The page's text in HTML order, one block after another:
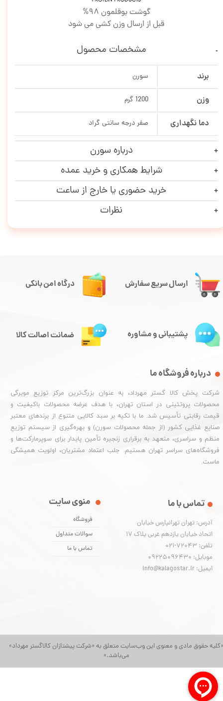
گوشت بوقلمون 98%
قبل از ارسال وزن کشی می شود
مشخصات محصول
برند سورن
وزن 1200 گرم
دما نگهداری صفر درجه سانتی گراد
درباره سورن
شرایط همکاری و خرید عمده
خرید حضوری یا خارج از ساعت
نظرات
حقوق مادی و معنوی این وب‌سایت متعلق به «شرکت پیشتازان کالاگستر مهرداد»
می‌باشد.»
ارسال سریع سفارش
درباره فروشگاه ما
شرکت پخش کالا گستر مهرداد، به عنوان بزرگ‌ترین مرکز توزیع مویرگی
محصولات پروتئینی در استان تهران، با هدف عرضه محصولات باکیفیت و
قیمت رقابتی تأسیس شد. ما با تکیه بر سبد کالایی متنوع از برندهای معتبر
صنایع غذایی کشور (از جمله محصولات سورن) و بهره‌گیری از سیستم توزیع
منظم و سراسری، متعهد به برقراری زنجیره تأمین پایدار برای سوپرمارکت‌ها و
فروشگاه‌های سراسر تهران هستیم. جلب اعتماد مشتریان، اولویت همیشگی
ماست.
منوی سایت
فروشگاه
سوالات متداول
تماس با ما
تماس با ما
آدرس: تهران تهرانپارس خیابان
اتحاد خیابان یازدهم غربی پلاک ۱۷
تلفن: 72043-021
موبایل: 09225096430
ایمیل: info@kalagostar.ir
درگاه امن بانکی
پشتیبانی و مشاوره ضمانت اصالت کالا